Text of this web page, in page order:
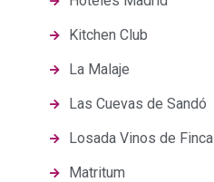
Kitchen Club
La Malaje
Las Cuevas de Sandó
Losada Vinos de Finca
Matritum